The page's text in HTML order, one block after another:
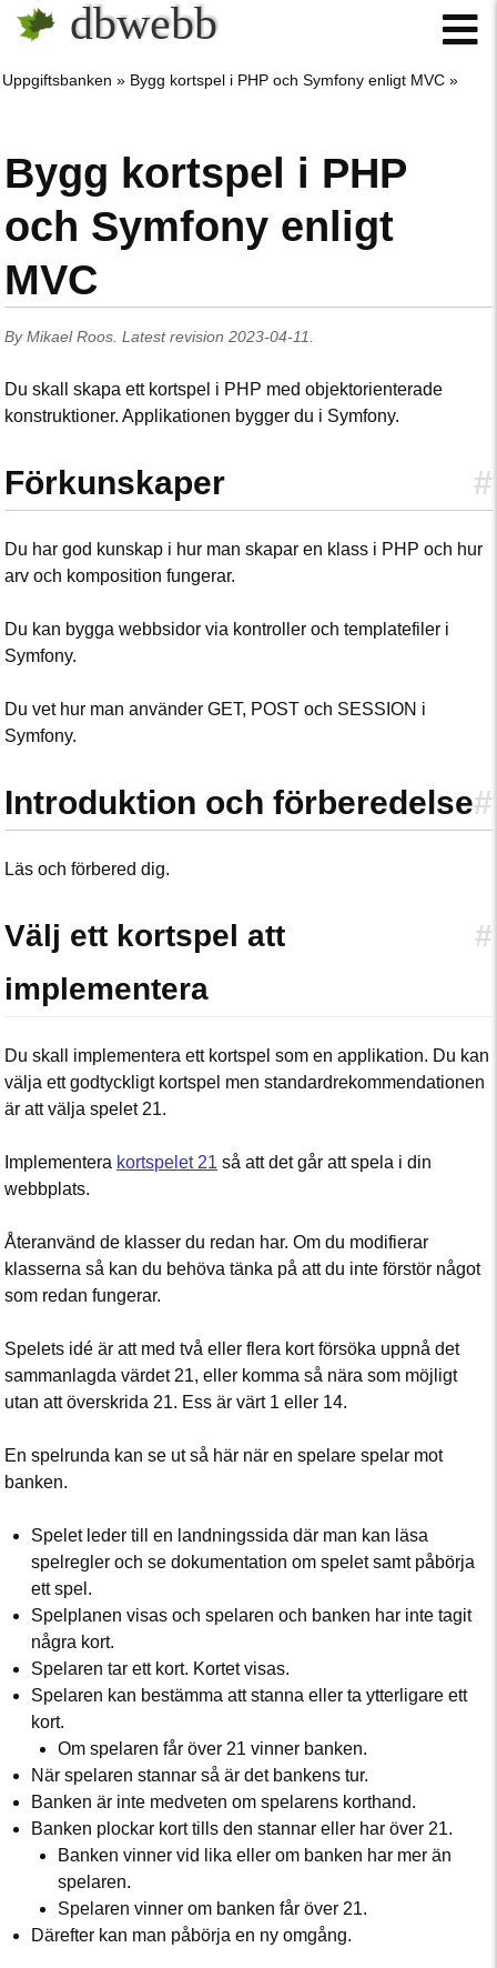
dbwebb
Uppgiftsbanken Bygg kortspel i PHP och Symfony enligt MVC
Bygg kortspel i PHP
och Symfony enligt
MVC
ByMikael Roos Latest revision2023-04-11
Du skall skapa ett kortspel i PHP med objektorienterade
konstruktioner. Applikationen bygger du i Symfony.
#
Förkunskaper
Du har god kunskap i hur man skapar en klass i PHP och hur
arv och komposition fungerar.
Du kan bygga webbsidor via kontroller och templatefiler i
Symfony.
Du vet hur man använder GET, POST och SESSION i
Symfony.
#
Introduktion och förberedelse
Läs och förbered dig.
#
Välj ett kortspel att
implementera
Du skall implementera ett kortspel som en applikation. Du kan
välja ett godtyckligt kortspel men standardrekommendationen
är att välja spelet 21.
Implementera kortspelet 21 så att det går att spela i din
webbplats.
Återanvänd de klasser du redan har. Om du modifierar
klasserna så kan du behöva tänka på att du inte förstör något
som redan fungerar.
Spelets idé är att med två eller flera kort försöka uppnå det
sammanlagda värdet 21, eller komma så nära som möjligt
utan att överskrida 21. Ess är värt 1 eller 14.
En spelrunda kan se ut så här när en spelare spelar mot
banken.
Spelet leder till en landningssida där man kan läsa
spelregler och se dokumentation om spelet samt påbörja
ett spel.
Spelplanen visas och spelaren och banken har inte tagit
några kort.
Spelaren tar ett kort. Kortet visas.
Spelaren kan bestämma att stanna eller ta ytterligare ett
kort.
Om spelaren får över 21 vinner banken.
När spelaren stannar så är det bankens tur.
Banken är inte medveten om spelarens korthand.
Banken plockar kort tills den stannar eller har över 21.
Banken vinner vid lika eller om banken har mer än
spelaren.
Spelaren vinner om banken får över 21.
Därefter kan man påbörja en ny omgång.